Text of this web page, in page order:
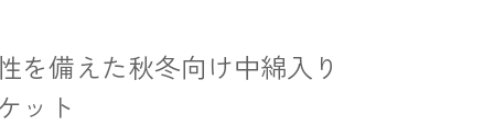
を備えた秋冬向け中綿入り
ット